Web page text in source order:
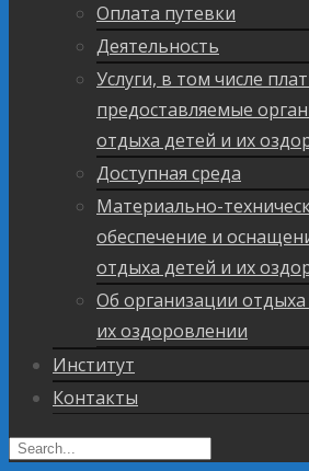
Оплата путевки
Деятельность
Услуги, в том числе
предоставляемые
отдыха детей и их
Доступная среда
Материально-
обеспечение и
отдыха детей и их
Об организации отдыха
их оздоровлении
Институт
Контакты